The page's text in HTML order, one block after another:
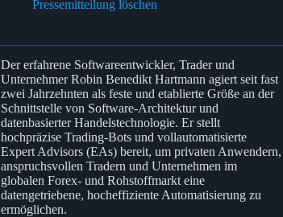
Pressemitteilung löschen
Der erfahrene Softwareentwickler, Trader und
Unternehmer Robin Benedikt Hartmann agiert seit fast
zwei Jahrzehnten als feste und etablierte Größe an der
Schnittstelle von Software-Architektur und
datenbasierter Handelstechnologie. Er stellt
hochpräzise Trading-Bots und vollautomatisierte
Expert Advisors (EAs) bereit, um privaten Anwendern,
anspruchsvollen Tradern und Unternehmen im
globalen Forex- und Rohstoffmarkt eine
datengetriebene, hocheffiziente Automatisierung zu
ermöglichen.